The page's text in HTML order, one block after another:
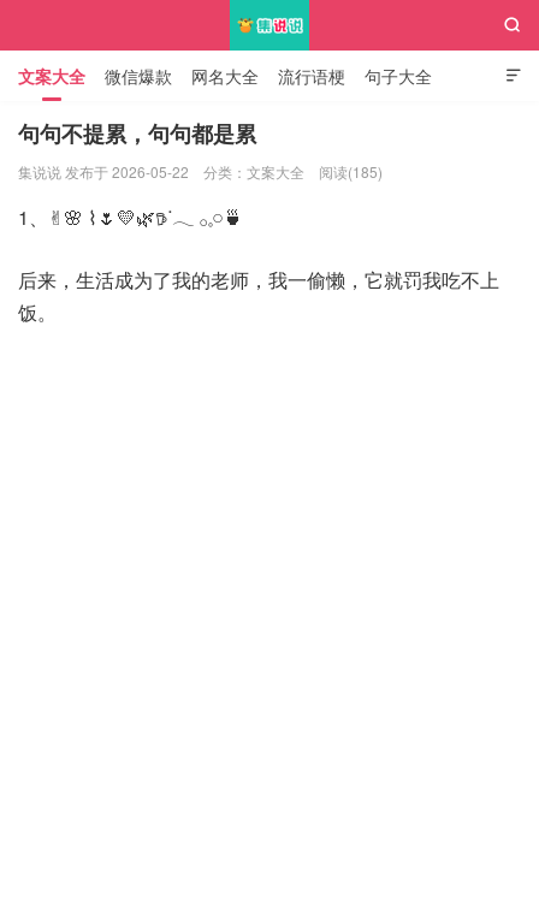

文案大全 微信爆款 网名大全 流行语梗 句子大全
知识大全

句句不提累，句句都是累
集说说 发布于 2026-05-22 分类： 文案大全 阅读(185)
1、✌︎🌸 ⌇🌷💛🌿𖠚ᐝ𓂃 𓂂𓈒𓏸🍵
后来，生活成为了我的老师，我一偷懒，它就罚我吃不上
饭。